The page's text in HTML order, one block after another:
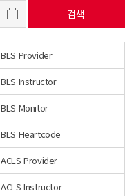
BLS Provider
BLS Instructor
BLS Monitor
BLS Heartcode
ACLS Provider
ACLS Instructor